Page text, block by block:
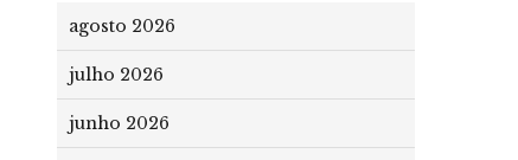
agosto 2026
julho 2026
junho 2026